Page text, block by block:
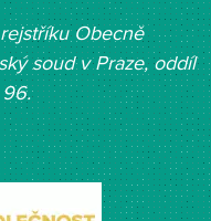
Obecně
soud v Praze, oddíl